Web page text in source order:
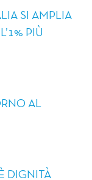
SI AMPLIA
PIÙ
AL
DIGNITÀ